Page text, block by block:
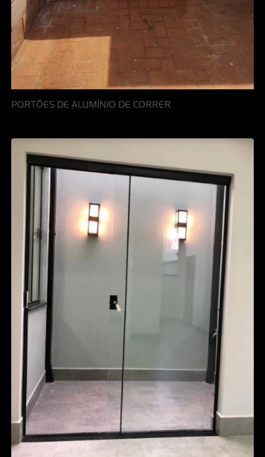
PORTÕES DE ALUMÍNIO DE CORRER